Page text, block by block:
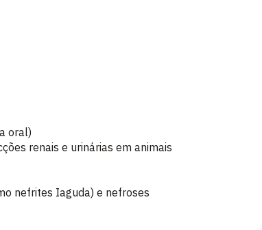
oral)
renais e urinárias em animais
nefrites Iaguda) e nefroses